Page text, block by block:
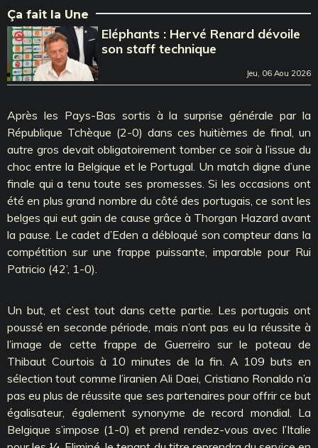
Ça fait la Une
Eléphants : Hervé Renard dévoile
son staff technique
Jeu, 06 Aou 2026
Après les Pays-Bas sortis à la surprise générale par la
République Tchèque (2-0) dans ces huitièmes de final, un
autre gros devait obligatoirement tomber ce soir à l’issue du
choc entre la Belgique et le Portugal. Un match digne d’une
finale qui a tenu toute ses promesses. Si les occasions ont
été en plus grand nombre du côté des portugais, ce sont les
belges qui eut gain de cause grâce à Thorgan Hazard avant
la pause. Le cadet d’Eden a débloqué son compteur dans la
compétition sur une frappe puissante, imparable pour Rui
Patricio (42’, 1-0).
Un but, et c’est tout dans cette partie. Les portugais ont
poussé en seconde période, mais n’ont pas eu la réussite à
l’image de cette frappe de Guerreiro sur le poteau de
Thibaut Courtois à 10 minutes de la fin. A 109 buts en
sélection tout comme l’iranien Ali Daei, Cristiano Ronaldo n’a
pas eu plus de réussite que ses partenaires pour offrir ce but
égalisateur, également synonyme de record mondial. La
Belgique s’impose (1-0) et prend rendez-vous avec l’Italie